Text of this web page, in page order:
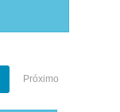
Próximo